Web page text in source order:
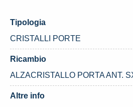
Tipologia
CRISTALLI PORTE
Ricambio
ALZACRISTALLO PORTA ANT.
Altre info